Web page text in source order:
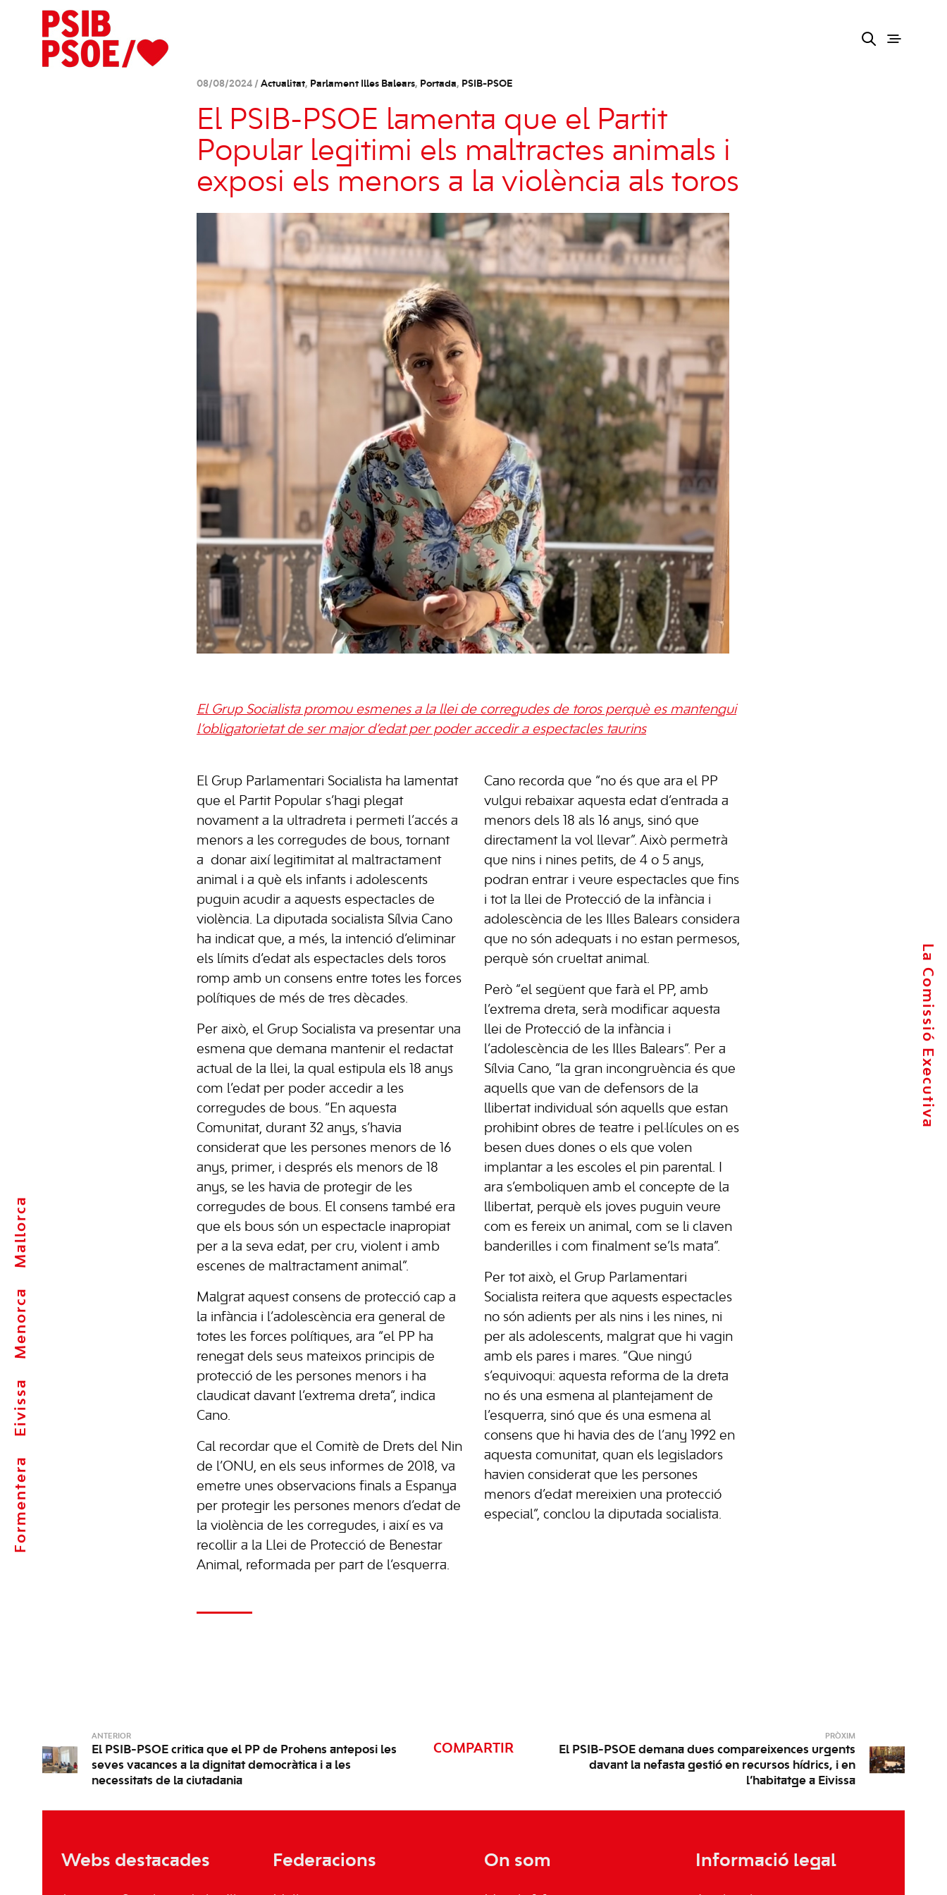
Formentera
Eivissa
Menorca
Mallorca
La Comissió Executiva
08/08/2024 / Actualitat, Parlament Illes Balears, Portada, PSIB-PSOE
El PSIB-PSOE lamenta que el Partit
Popular legitimi els maltractes animals i
exposi els menors a la violència als toros
El Grup Socialista promou esmenes a la llei de corregudes de toros perquè es mantengui
l’obligatorietat de ser major d’edat per poder accedir a espectacles taurins
El Grup Parlamentari Socialista ha lamentat
que el Partit Popular s’hagi plegat
novament a la ultradreta i permeti l’accés a
menors a les corregudes de bous, tornant
a donar així legitimitat al maltractament
animal i a què els infants i adolescents
puguin acudir a aquests espectacles de
violència. La diputada socialista Sílvia Cano
ha indicat que, a més, la intenció d’eliminar
els límits d’edat als espectacles dels toros
romp amb un consens entre totes les forces
polítiques de més de tres dècades.
Per això, el Grup Socialista va presentar una
esmena que demana mantenir el redactat
actual de la llei, la qual estipula els 18 anys
com l’edat per poder accedir a les
corregudes de bous. “En aquesta
Comunitat, durant 32 anys, s’havia
considerat que les persones menors de 16
anys, primer, i després els menors de 18
anys, se les havia de protegir de les
corregudes de bous. El consens també era
que els bous són un espectacle inapropiat
per a la seva edat, per cru, violent i amb
escenes de maltractament animal”.
Malgrat aquest consens de protecció cap a
la infància i l’adolescència era general de
totes les forces polítiques, ara “el PP ha
renegat dels seus mateixos principis de
protecció de les persones menors i ha
claudicat davant l’extrema dreta”, indica
Cano.
Cal recordar que el Comitè de Drets del Nin
de l’ONU, en els seus informes de 2018, va
emetre unes observacions finals a Espanya
per protegir les persones menors d’edat de
la violència de les corregudes, i així es va
recollir a la Llei de Protecció de Benestar
Animal, reformada per part de l’esquerra.
Cano recorda que “no és que ara el PP
vulgui rebaixar aquesta edat d’entrada a
menors dels 18 als 16 anys, sinó que
directament la vol llevar”. Això permetrà
que nins i nines petits, de 4 o 5 anys,
podran entrar i veure espectacles que fins
i tot la llei de Protecció de la infància i
adolescència de les Illes Balears considera
que no són adequats i no estan permesos,
perquè són crueltat animal.
Però “el següent que farà el PP, amb
l’extrema dreta, serà modificar aquesta
llei de Protecció de la infància i
l’adolescència de les Illes Balears”. Per a
Sílvia Cano, “la gran incongruència és que
aquells que van de defensors de la
llibertat individual són aquells que estan
prohibint obres de teatre i pel·lícules on es
besen dues dones o els que volen
implantar a les escoles el pin parental. I
ara s’emboliquen amb el concepte de la
llibertat, perquè els joves puguin veure
com es fereix un animal, com se li claven
banderilles i com finalment se’ls mata”.
Per tot això, el Grup Parlamentari
Socialista reitera que aquests espectacles
no són adients per als nins i les nines, ni
per als adolescents, malgrat que hi vagin
amb els pares i mares. “Que ningú
s’equivoqui: aquesta reforma de la dreta
no és una esmena al plantejament de
l’esquerra, sinó que és una esmena al
consens que hi havia des de l’any 1992 en
aquesta comunitat, quan els legisladors
havien considerat que les persones
menors d’edat mereixien una protecció
especial”, conclou la diputada socialista.
ANTERIOR
El PSIB-PSOE critica que el PP de Prohens anteposi les
seves vacances a la dignitat democràtica i a les
necessitats de la ciutadania
COMPARTIR
PRÒXIM
El PSIB-PSOE demana dues compareixences urgents
davant la nefasta gestió en recursos hídrics, i en
l’habitatge a Eivissa
Webs destacades Federacions On som Informació legal